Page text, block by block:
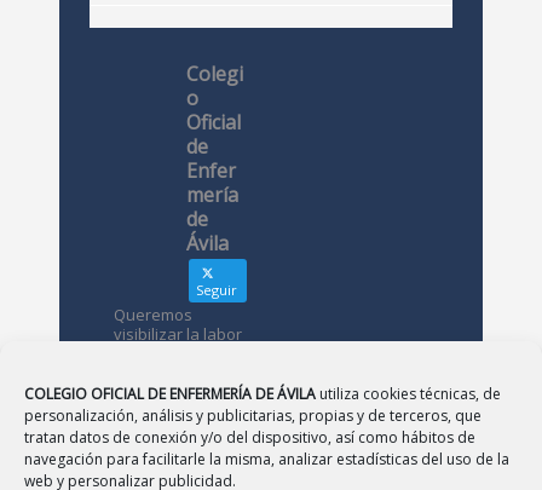
COLEGIO OFICIAL DE ENFERMERÍA DE ÁVILA utiliza cookies técnicas, de
personalización, análisis y publicitarias, propias y de terceros, que
tratan datos de conexión y/o del dispositivo, así como hábitos de
navegación para facilitarle la misma, analizar estadísticas del uso de la
web y personalizar publicidad.
Colegi
o
Oficial
de
Enfer
mería
de
Ávila
Seguir
Queremos
visibilizar la labor
conoces?
Avatar Colegio
Oficial de